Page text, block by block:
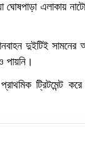
এলাকায়
দুইটিই
পায়নি।
ট্রিটমেন্ট করে